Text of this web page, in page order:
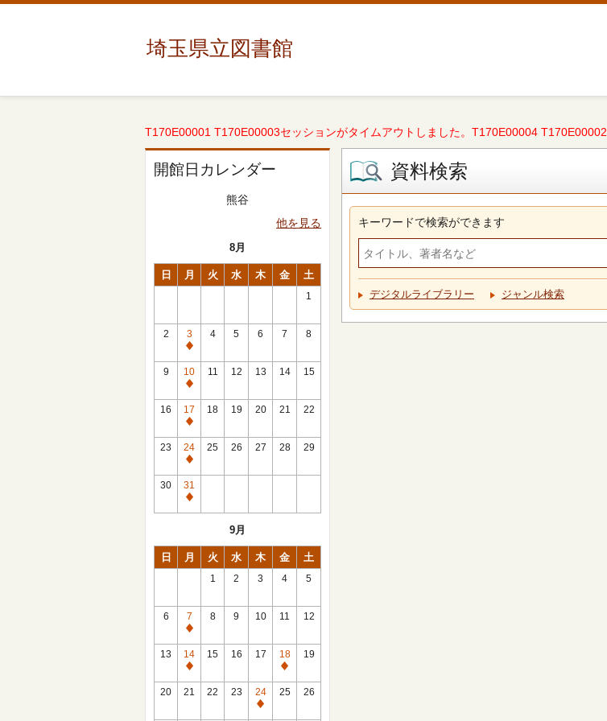
埼玉県立図書館
T170E00001 T170E00003セッションがタイムアウトしました。T170E00004 T170E00002
開館日カレンダー
熊谷
他を見る
8月
日 月 火 水 木 金 土
1
2
3
休
館
日
4 5 6 7 8
9
10
休
館
日
11 12 13 14 15
16
17
休
館
日
18 19 20 21 22
23
24
休
館
日
25 26 27 28 29
30
31
休
9月
日 月 火 水 木 金 土
1 2 3 4 5
6
7
休
館
日
8 9 10 11 12
13
14
休
館
15 16 17
18
休
館
19
20 21 22 23
24
休
25 26
資料検索
キーワードで検索ができます
デジタルライブラリー ジャンル検索